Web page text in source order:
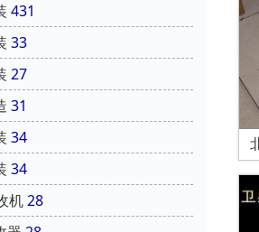
431
33
27
31
34
34
机28